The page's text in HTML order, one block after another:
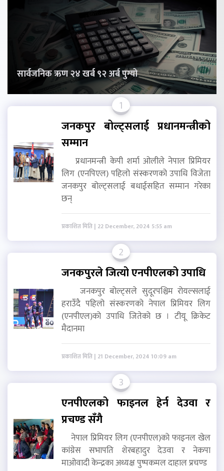
सार्वजनिक ऋण २४ खर्ब ९२ अर्ब पुग्यो
1
जनकपुर बोल्ट्सलाई प्रधानमन्त्रीको
सम्मान
प्रधानमन्त्री केपी शर्मा ओलीले नेपाल प्रिमियर
लिग (एनपिएल) पहिलो संस्करणको उपाधि विजेता
जनकपुर बोल्ट्सलाई बधाईसहित सम्मान गरेका
छन्
प्रकाशित मिति | 22 December, 2024 5:55 am
2
जनकपुरले जित्यो एनपीएलको उपाधि
जनकपुर बोल्ट्सले सुदूरपश्चिम रोयल्सलाई
हराउँदै पहिलो संस्करणको नेपाल प्रिमियर लिग
(एनपीएल)को उपाधि जितेको छ । टीयू क्रिकेट
मैदानमा
प्रकाशित मिति | 21 December, 2024 10:09 am
3
एनपीएलको फाइनल हेर्न देउवा र
प्रचण्ड सँगै
नेपाल प्रिमियर लिग (एनपीएल)को फाइनल खेल
कांग्रेस सभापति शेरबहादुर देउवा र नेकपा
माओवादी केन्द्रका अध्यक्ष पुष्पकमल दाहाल प्रचण्ड